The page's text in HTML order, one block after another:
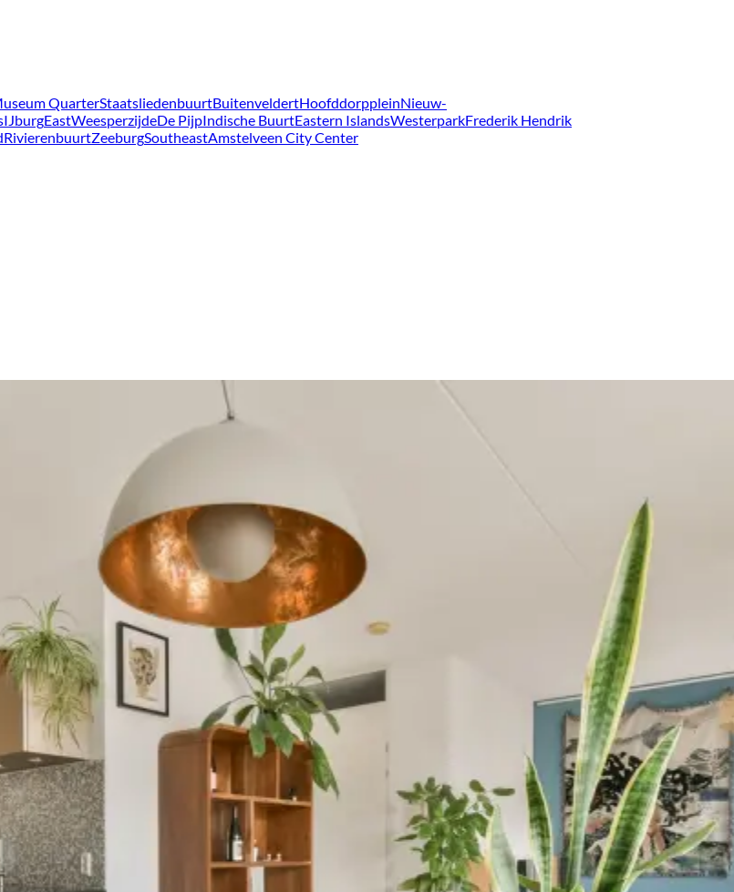
QuarterStaatsliedenbuurtBuitenveldertHoofddorppleinNieuw-
IJburgEastWeesperzijdeDe PijpIndische BuurtEastern IslandsWesterparkFrederik Hendrik
RivierenbuurtZeeburgSoutheastAmstelveen City Center